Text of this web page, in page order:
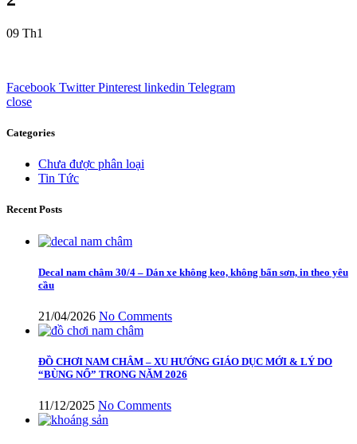
09 Th1
Facebook Twitter Pinterest linkedin Telegram
close
Categories
Chưa được phân loại
Tin Tức
Recent Posts
Decal nam châm 30/4 – Dán xe không keo, không bẩn sơn, in theo yêu
cầu
21/04/2026 No Comments
ĐỒ CHƠI NAM CHÂM – XU HƯỚNG GIÁO DỤC MỚI & LÝ DO
“BÙNG NỔ” TRONG NĂM 2026
11/12/2025 No Comments